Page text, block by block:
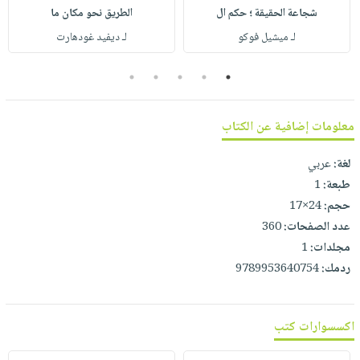
صابون
أطفال
مناسبات
فيديوهات
خدمات
نيل
انشر
كتابك
تواصل
معنا
الإصدارات
شجاعة الحقيقة ؛ حكم ال
لـ ميشيل فوكو
الطريق نحو مكان ما
لـ ديفيد غودهارت
1
2
3
4
5
معلومات إضافية عن الكتاب
لغة:عربي
طبعة:1
حجم:24×17
عدد الصفحات:360
مجلدات:1
ردمك:9789953640754
اكسسوارات كتب